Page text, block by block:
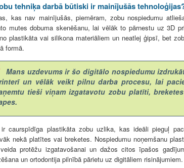
tehniķa darbā būtiski ir mainījušās
kas nav mainījušās, piemēram, zobu nospiedumu
mutes dobuma skenēšanu, lai vēlāk to pārnestu uz 3D
plastikāta vai silikona materiāliem un neatlej ģipsī, bet
formā.
Mans uzdevums ir šo digitālo nospiedumu
un vēlāk veikt pilnu darba procesu, lai
tieši viņam izgatavotu zobu platīti,
ir caurspīdīga plastikāta zobu uzlika, kas ideāli pieguļ
nekā platītes vai breketes. Nospiedumu noņemšanu
protēžu izgatavošanai un dažos citos īpašos
un ortodontija pilnībā pārietu uz digitāliem risinājumiem.